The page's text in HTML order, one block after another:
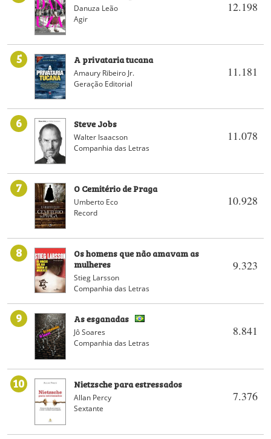
12.198
Danuza Leão
Agir
5
11.181
A privataria tucana
Amaury Ribeiro Jr.
Geração Editorial
6
11.078
Steve Jobs
Walter Isaacson
Companhia das Letras
7
10.928
O Cemitério de Praga
Umberto Eco
Record
8
9.323
Os homens que não amavam as
mulheres
Stieg Larsson
Companhia das Letras
9
8.841
As esganadas
Jô Soares
Companhia das Letras
10
7.376
Nietzsche para estressados
Allan Percy
Sextante